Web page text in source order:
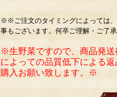
※※ご注文のタイミングによっては
事もございます。何卒ご理解・ご了
※生野菜ですので、商品発
によっての品質低下による
購入お願い致します。※